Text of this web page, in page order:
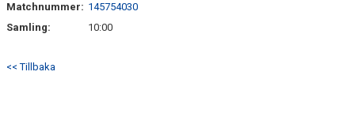
Matchnummer: 145754030
Samling:
10:00
<< Tillbaka